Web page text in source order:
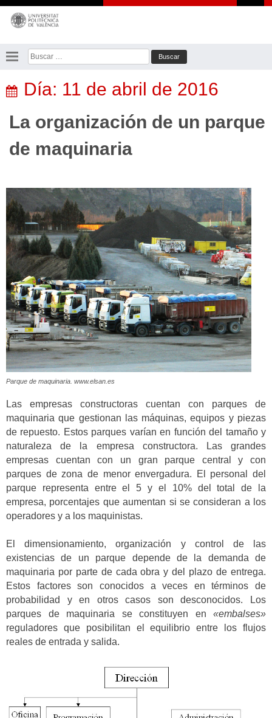
Saltar
contenido
Buscar:
Día: 11 de abril de 2016
La organización de un parque
de maquinaria
Parque de maquinaria. www.elsan.es
Las empresas constructoras cuentan con parques de
maquinaria que gestionan las máquinas, equipos y piezas
de repuesto. Estos parques varían en función del tamaño y
naturaleza de la empresa constructora. Las grandes
empresas cuentan con un gran parque central y con
parques de zona de menor envergadura. El personal del
parque representa entre el 5 y el 10% del total de la
empresa, porcentajes que aumentan si se consideran a los
operadores y a los maquinistas.
El dimensionamiento, organización y control de las
existencias de un parque depende de la demanda de
maquinaria por parte de cada obra y del plazo de entrega.
Estos factores son conocidos a veces en términos de
probabilidad y en otros casos son desconocidos. Los
parques de maquinaria se constituyen en «embalses»
reguladores que posibilitan el equilibrio entre los flujos
reales de entrada y salida.